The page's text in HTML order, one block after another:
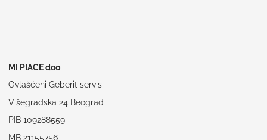
MI PIACE doo
Ovlašćeni Geberit servis
Višegradska 24 Beograd
PIB 109288559
MB 21155756